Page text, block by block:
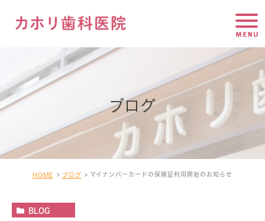
ブログ
HOME ブログ マイナンバーカードの保険証利用開始のお知らせ
BLOG